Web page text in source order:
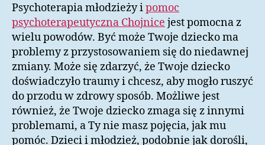
Psychoterapia młodzieży ipomoc
psychoterapeutyczna Chojnice jest pomocna z
wielu powodów. Być może Twoje dziecko ma
problemy z przystosowaniem się do niedawnej
zmiany. Może się zdarzyć, że Twoje dziecko
doświadczyło traumy i chcesz, aby mogło ruszyć
do przodu w zdrowy sposób. Możliwe jest
również, że Twoje dziecko zmaga się z innymi
problemami, a Ty nie masz pojęcia, jak mu
pomóc. Dzieci i młodzież, podobnie jak dorośli,